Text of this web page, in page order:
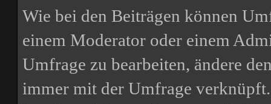
Wie bei den Beiträgen können
einem Moderator oder einem
Umfrage zu bearbeiten, ändere
immer mit der Umfrage